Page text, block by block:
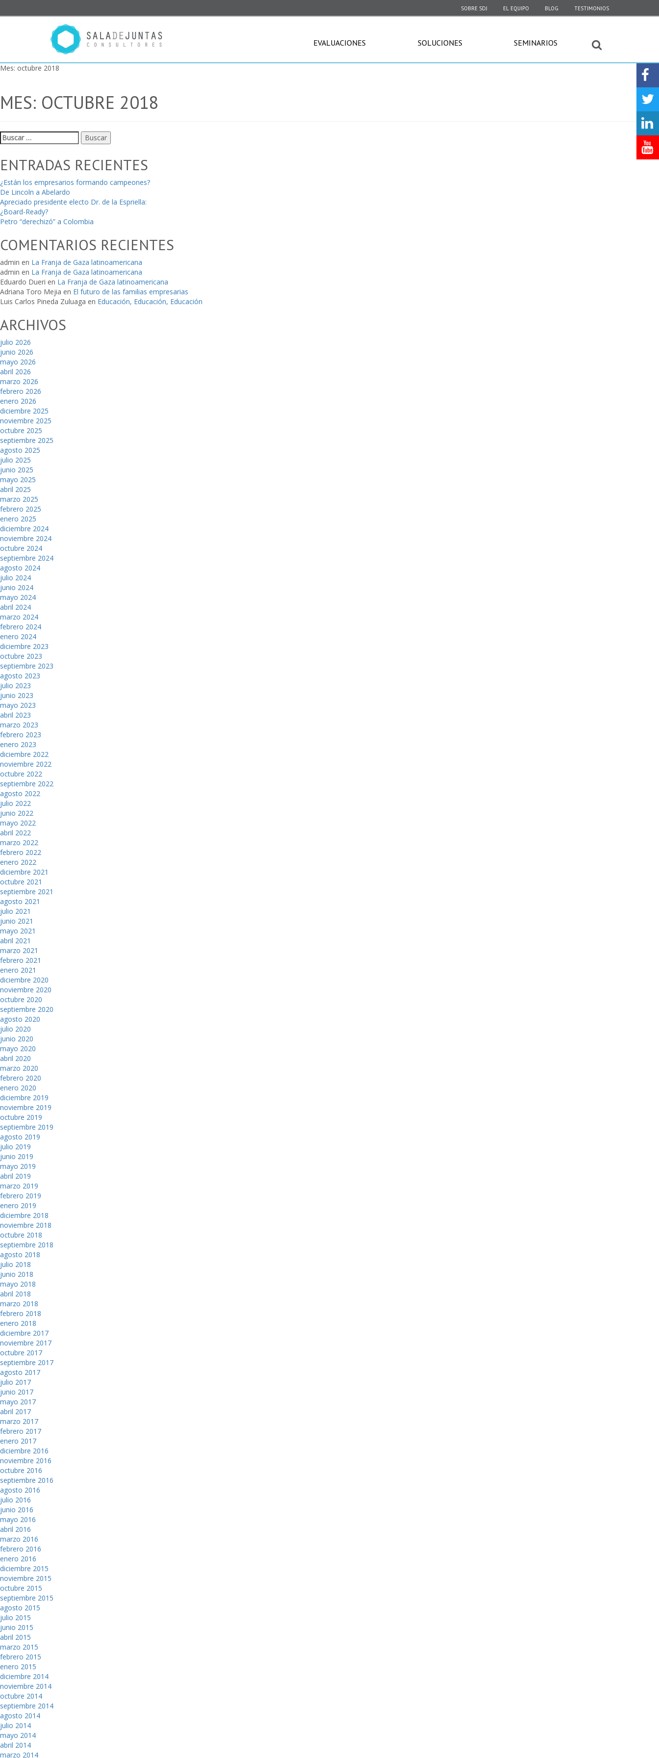
SOBRE SDJ EL EQUIPO BLOG TESTIMONIOS
EVALUACIONES SOLUCIONES SEMINARIOS
Mes: octubre 2018
MES: OCTUBRE 2018
Buscar:
ENTRADAS RECIENTES
¿Están los empresarios formando campeones?
De Lincoln a Abelardo
Apreciado presidente electo Dr. de la Espriella:
¿Board-Ready?
Petro “derechizó” a Colombia
COMENTARIOS RECIENTES
admin en La Franja de Gaza latinoamericana
admin en La Franja de Gaza latinoamericana
Eduardo Dueri en La Franja de Gaza latinoamericana
Adriana Toro Mejia en El futuro de las familias empresarias
Luis Carlos Pineda Zuluaga en Educación, Educación, Educación
ARCHIVOS
julio 2026
junio 2026
mayo 2026
abril 2026
marzo 2026
febrero 2026
enero 2026
diciembre 2025
noviembre 2025
octubre 2025
septiembre 2025
agosto 2025
julio 2025
junio 2025
mayo 2025
abril 2025
marzo 2025
febrero 2025
enero 2025
diciembre 2024
noviembre 2024
octubre 2024
septiembre 2024
agosto 2024
julio 2024
junio 2024
mayo 2024
abril 2024
marzo 2024
febrero 2024
enero 2024
diciembre 2023
octubre 2023
septiembre 2023
agosto 2023
julio 2023
junio 2023
mayo 2023
abril 2023
marzo 2023
febrero 2023
enero 2023
diciembre 2022
noviembre 2022
octubre 2022
septiembre 2022
agosto 2022
julio 2022
junio 2022
mayo 2022
abril 2022
marzo 2022
febrero 2022
enero 2022
diciembre 2021
octubre 2021
septiembre 2021
agosto 2021
julio 2021
junio 2021
mayo 2021
abril 2021
marzo 2021
febrero 2021
enero 2021
diciembre 2020
noviembre 2020
octubre 2020
septiembre 2020
agosto 2020
julio 2020
junio 2020
mayo 2020
abril 2020
marzo 2020
febrero 2020
enero 2020
diciembre 2019
noviembre 2019
octubre 2019
septiembre 2019
agosto 2019
julio 2019
junio 2019
mayo 2019
abril 2019
marzo 2019
febrero 2019
enero 2019
diciembre 2018
noviembre 2018
octubre 2018
septiembre 2018
agosto 2018
julio 2018
junio 2018
mayo 2018
abril 2018
marzo 2018
febrero 2018
enero 2018
diciembre 2017
noviembre 2017
octubre 2017
septiembre 2017
agosto 2017
julio 2017
junio 2017
mayo 2017
abril 2017
marzo 2017
febrero 2017
enero 2017
diciembre 2016
noviembre 2016
octubre 2016
septiembre 2016
agosto 2016
julio 2016
junio 2016
mayo 2016
abril 2016
marzo 2016
febrero 2016
enero 2016
diciembre 2015
noviembre 2015
octubre 2015
septiembre 2015
agosto 2015
julio 2015
junio 2015
abril 2015
marzo 2015
febrero 2015
enero 2015
diciembre 2014
noviembre 2014
octubre 2014
septiembre 2014
agosto 2014
julio 2014
mayo 2014
abril 2014
marzo 2014